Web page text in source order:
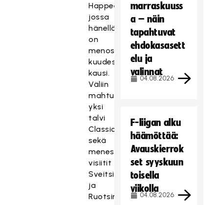
Happeessa,
jossa
hänellä
on
menossa
kuudes
kausi.
Väliin
mahtuvat
yksi
talvi
Classicissa
sekä
menestyksekkäät
visiitit
Sveitsin
ja
Ruotsin
marraskuuss
a – näin
tapahtuvat
ehdokasasett
elu ja
valinnat
04.08.2026
F-liigan alku
häämöttää:
Avauskierrok
set syyskuun
toisella
viikolla
04.08.2026